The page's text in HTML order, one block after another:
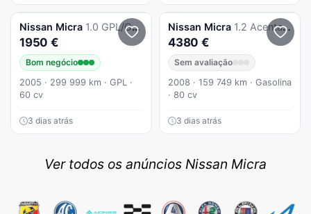
Nissan Micra 1.0 GPL/Gasolina
1950 €
Bom negócio
2005 · 299 999 km · GPL ·
60 cv
3 dias atrás
Nissan Micra 1.2 Acenta Plus
4380 €
Sem avaliação
2008 · 159 749 km · Gasolina
· 80 cv
3 dias atrás
Ver todos os anúncios Nissan Micra